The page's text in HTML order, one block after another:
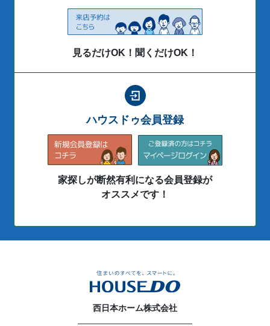
見るだけOK！聞くだけOK！
ハウスドゥ会員登録
家探しが断然有利になる会員登録が
オススメです！
西日本ホーム株式会社